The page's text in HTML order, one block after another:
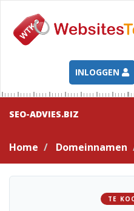
INLOGGEN
SEO-ADVIES.BIZ
Home Domeinnamen
TE